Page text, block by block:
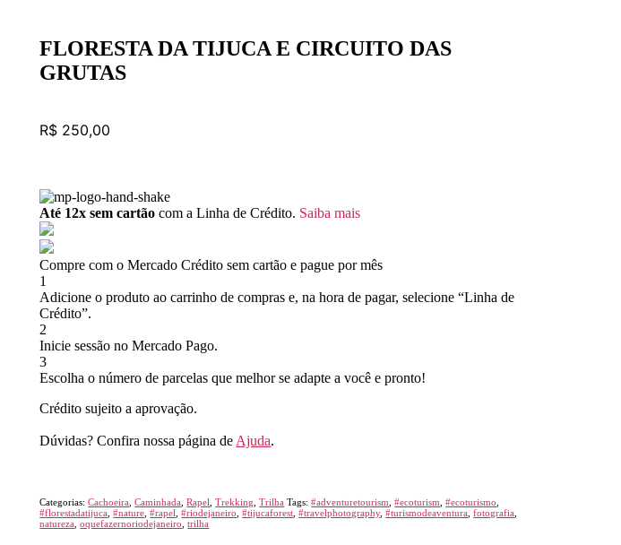
FLORESTA DA TIJUCA E CIRCUITO DAS
GRUTAS
R$ 250,00
Até 12x sem cartão com a Linha de Crédito. Saiba mais
Compre com o Mercado Crédito sem cartão e pague por mês
1
Adicione o produto ao carrinho de compras e, na hora de pagar, selecione “Linha de
Crédito”.
2
Inicie sessão no Mercado Pago.
3
Escolha o número de parcelas que melhor se adapte a você e pronto!
Crédito sujeito a aprovação.
Dúvidas? Confira nossa página de Ajuda.
Categorias:Cachoeira ,Caminhada ,Rapel ,Trekking ,Trilha Tags:#adventuretourism ,#ecoturism ,#ecoturismo
#florestadatijuca ,#nature ,#rapel ,#riodejaneiro ,#tijucaforest ,#travelphotography,#turismodeaventura ,fotografia
natureza ,oquefazernoriodejaneiro ,trilha